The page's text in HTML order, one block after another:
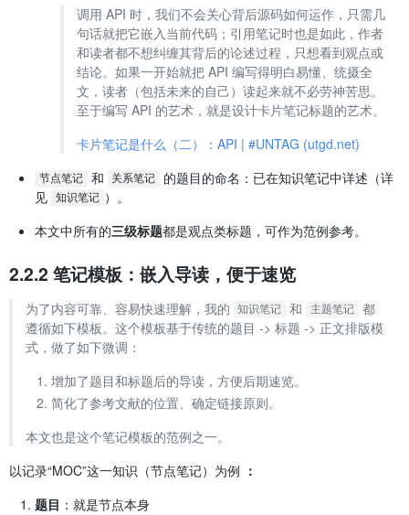
调用 API 时，我们不会关心背后源码如何运作，只需几
句话就把它嵌入当前代码；引用笔记时也是如此，作者
和读者都不想纠缠其背后的论述过程，只想看到观点或
结论。如果一开始就把 API 编写得明白易懂、统摄全
文，读者（包括未来的自己）读起来就不必劳神苦思。
至于编写 API 的艺术，就是设计卡片笔记标题的艺术。
卡片笔记是什么（二）：API | #UNTAG (utgd.net)
节点笔记 和 关系笔记
的题目的命名：已在知识笔记中详述（详
见
知识笔记 ）。
本文中所有的三级标题都是观点类标题，可作为范例参考。
2.2.2 笔记模板：嵌入导读，便于速览
为了内容可靠、容易快速理解，我的 知识笔记 和 主题笔记
都
遵循如下模板。这个模板基于传统的题目 -> 标题 -> 正文排版模
式，做了如下微调：
增加了题目和标题后的导读，方便后期速览。
简化了参考文献的位置、确定链接原则。
本文也是这个笔记模板的范例之一。
以记录“MOC”这一知识（节点笔记）为例 ：
题目 ：就是节点本身